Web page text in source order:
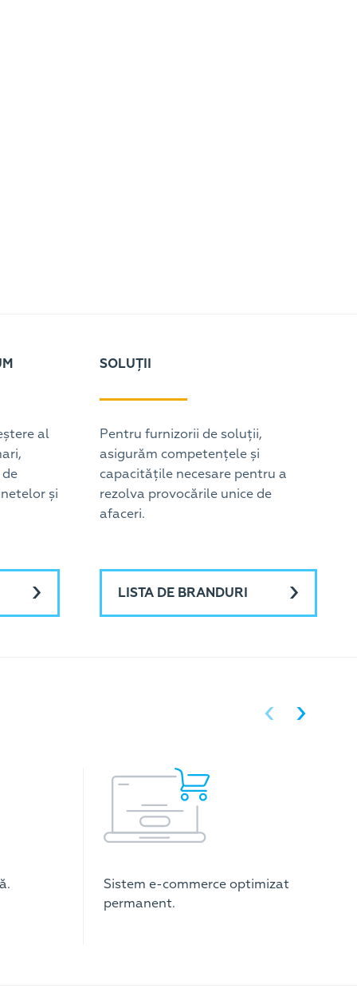
al
și
SOLUȚII
Pentru furnizorii de soluții,
asigurăm competențele și
capacitățile necesare pentru a
rezolva provocările unice de
afaceri.
LISTA DE BRANDURI
Sistem e-commerce optimizat
permanent.